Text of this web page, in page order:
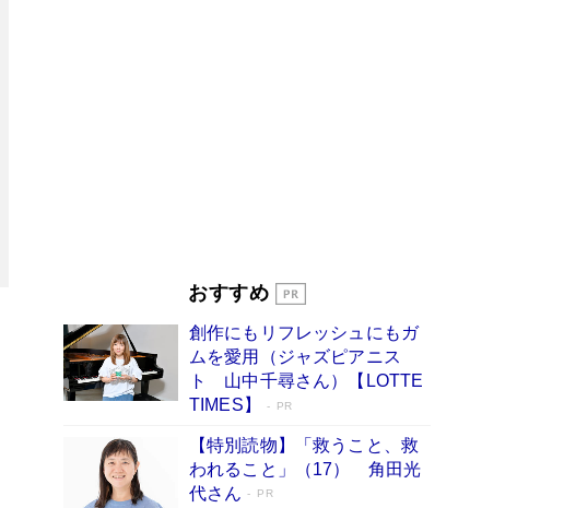
開発への関心を押し上げた18年の物語に幕 特装
Book Bang
友近氏、絶賛！ 鎌倉を舞台に、孤独を抱えた
人々が新たな一歩を踏み出す連作短篇集『海のほ
とりのプラネット』試し読み
おすすめ
創作にもリフレッシュにもガ
ムを愛用（ジャズピアニス
ト 山中千尋さん）【LOTTE
TIMES】
PR
【特別読物】「救うこと、救
われること」（17） 角田光
代さん
PR